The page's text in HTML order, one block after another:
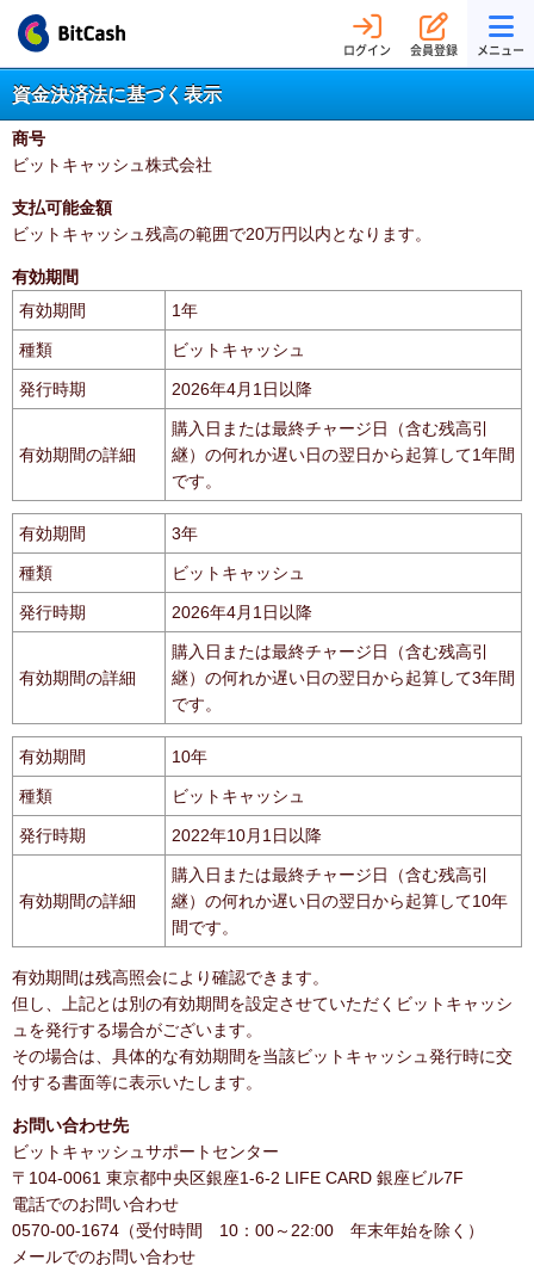
ログイン 会員登録 メニュー
資金決済法に基づく表示
商号
ビットキャッシュ株式会社
支払可能金額
ビットキャッシュ残高の範囲で20万円以内となります。
有効期間
有効期間
1年
種類 ビットキャッシュ
発行時期 2026年4月1日以降
有効期間の詳細
購入日または最終チャージ日（含む残高引
継）の何れか遅い日の翌日から起算して1年間
です。
有効期間 3年
種類 ビットキャッシュ
発行時期 2026年4月1日以降
有効期間の詳細
購入日または最終チャージ日（含む残高引
継）の何れか遅い日の翌日から起算して3年間
です。
有効期間 10年
種類 ビットキャッシュ
発行時期 2022年10月1日以降
有効期間の詳細
購入日または最終チャージ日（含む残高引
継）の何れか遅い日の翌日から起算して10年
間です。
有効期間は残高照会により確認できます。
但し、上記とは別の有効期間を設定させていただくビットキャッシ
ュを発行する場合がございます。
その場合は、具体的な有効期間を当該ビットキャッシュ発行時に交
付する書面等に表示いたします。
お問い合わせ先
ビットキャッシュサポートセンター
〒104-0061 東京都中央区銀座1-6-2 LIFE CARD 銀座ビル7F
電話でのお問い合わせ
0570-00-1674（受付時間 10：00～22:00 年末年始を除く）
メールでのお問い合わせ